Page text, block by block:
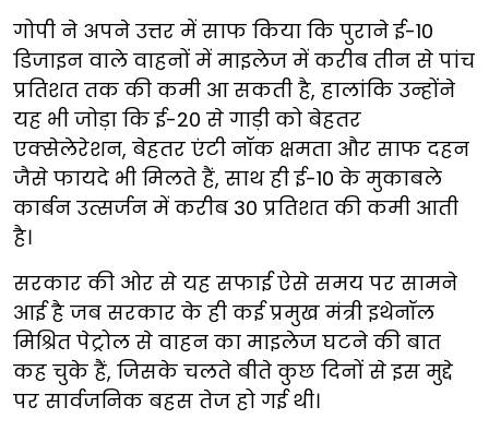
गोपी ने अपने उत्तर में साफ किया कि पुराने ई-10
डिजाइन वाले वाहनों में माइलेज में करीब तीन से पांच
प्रतिशत तक की कमी आ सकती है, हालांकि उन्होंने
यह भी जोड़ा कि ई-20 से गाड़ी को बेहतर
एक्सेलेरेशन, बेहतर एंटी नॉक क्षमता और साफ दहन
जैसे फायदे भी मिलते हैं, साथ ही ई-10 के मुकाबले
कार्बन उत्सर्जन में करीब 30 प्रतिशत की कमी आती
है।
सरकार की ओर से यह सफाई ऐसे समय पर सामने
आई है जब सरकार के ही कई प्रमुख मंत्री इथेनॉल
मिश्रित पेट्रोल से वाहन का माइलेज घटने की बात
कह चुके हैं, जिसके चलते बीते कुछ दिनों से इस मुद्दे
पर सार्वजनिक बहस तेज हो गई थी।